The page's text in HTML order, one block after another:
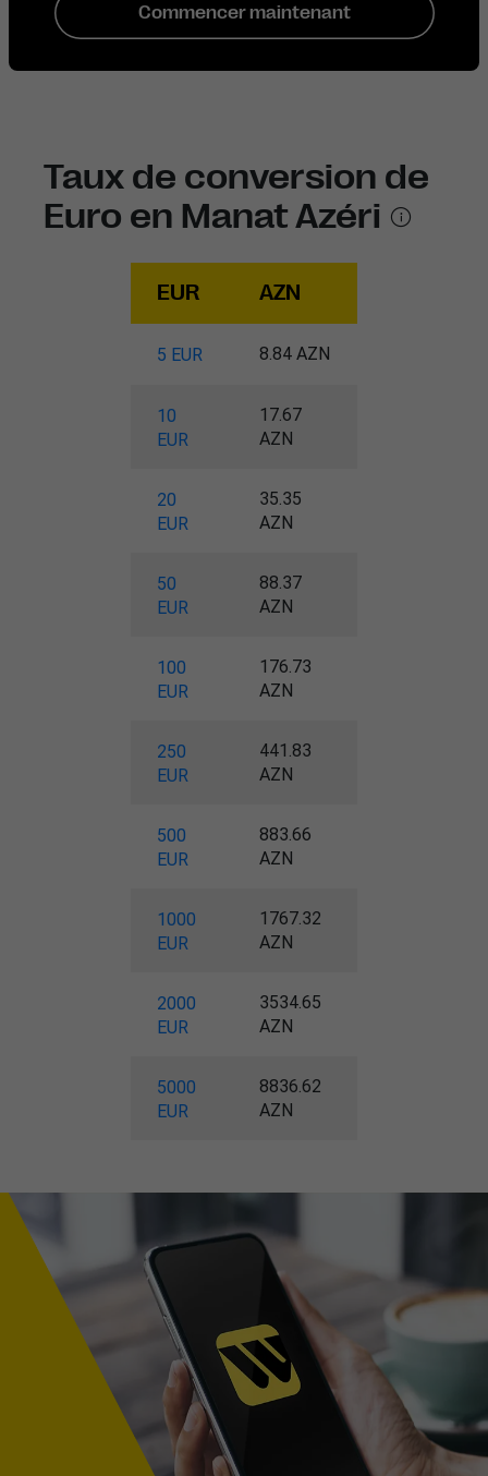
Commencer maintenant
Taux de conversion de
Euro en Manat Azéri
EUR AZN
5 EUR 8.84 AZN
10
EUR
17.67
AZN
20
EUR
35.35
AZN
50
EUR
88.37
AZN
100
EUR
176.73
AZN
250
EUR
441.83
AZN
500
EUR
883.66
AZN
1000
EUR
1767.32
AZN
2000
EUR
3534.65
AZN
5000
EUR
8836.62
AZN